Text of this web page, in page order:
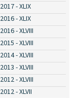
2017 - XLIX
2016 - XLIX
2016 - XLVIII
2015 - XLVIII
2014 - XLVIII
2013 - XLVIII
2012 - XLVIII
2012 - XLVII